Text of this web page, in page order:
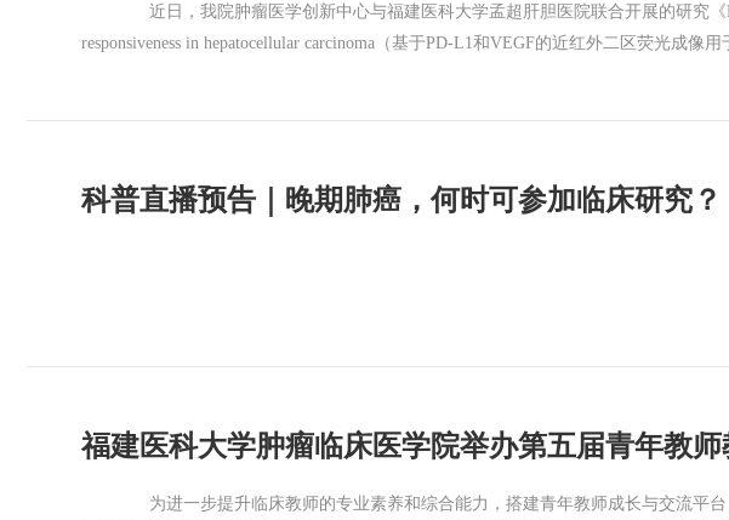
化疗栓塞术（TACE）、肝动脉持续灌注化疗术（HAIC）、肝动脉栓塞术（TAE）、
（PTVE）、经皮脾动脉栓塞术（PSE）、经颈静脉门体静脉分流术（TIPS）、门静
械取栓以及血管闭塞支架成型术等。对头颈部肿瘤、胸部肿瘤、肝胆胰脾肿瘤、消化
后2小时内收缩压平均值减去夜间睡眠时最低收缩压，若差值＞35mmHg，则提示
要参考依据。 看懂辅助关键指标 血压变异系数主要反映血压波动幅度，数值越
近日，我院肿瘤医学创新中心与福建医科大学孟超肝胆医院联合开展的研究《
responsiveness in hepatocellular carcinoma（基于PD-L1和VEGF的近红外二区荧光成
疫联合治疗的临床精准转化。 肿瘤医学创新中心/供稿 张钰婷/文 王建
科普直播预告｜晚期肺癌，何时可参加临床研究？
福建医科大学肿瘤临床医学院举办第五届青年教
为进一步提升临床教师的专业素养和综合能力，搭建青年教师成长与交流平台